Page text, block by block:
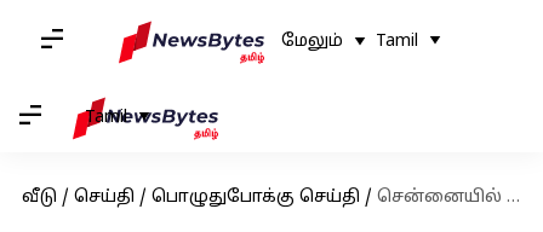
மேலும் Tamil
Tamil
வீடு / செய்தி / பொழுதுபோக்கு செய்தி / சென்னையில் நடைபெறும் வெனிசுலா படவிழா: '96 படத்தின் ஒரிஜினல் திரைப்படத்தை காண வேண்டுமா?